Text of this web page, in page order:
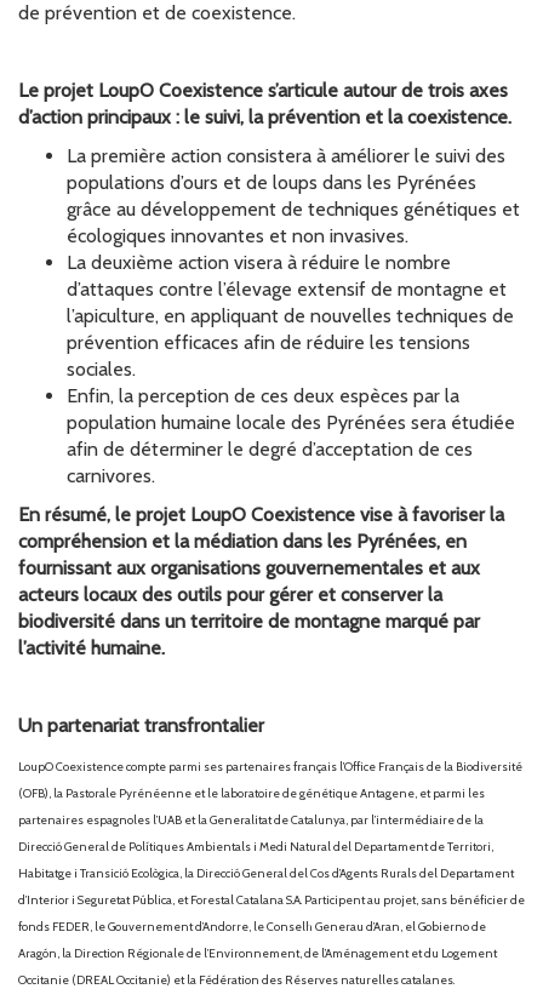
de prévention et de coexistence.
Le projet LoupO Coexistence s’articule autour de trois axes
d’action principaux : le suivi, la prévention et la coexistence.
La première action consistera à améliorer le suivi des
populations d’ours et de loups dans les Pyrénées
grâce au développement de techniques génétiques et
écologiques innovantes et non invasives.
La deuxième action visera à réduire le nombre
d’attaques contre l’élevage extensif de montagne et
l’apiculture, en appliquant de nouvelles techniques de
prévention efficaces afin de réduire les tensions
sociales.
Enfin, la perception de ces deux espèces par la
population humaine locale des Pyrénées sera étudiée
afin de déterminer le degré d’acceptation de ces
carnivores.
En résumé, le projet LoupO Coexistence vise à favoriser la
compréhension et la médiation dans les Pyrénées, en
fournissant aux organisations gouvernementales et aux
acteurs locaux des outils pour gérer et conserver la
biodiversité dans un territoire de montagne marqué par
l’activité humaine.
Un partenariat transfrontalier
LoupO Coexistence compte parmi ses partenaires français l’Office Français de la Biodiversité
(OFB), la Pastorale Pyrénéenne et le laboratoire de génétique Antagene, et parmi les
partenaires espagnoles l’UAB et la Generalitat de Catalunya, par l’intermédiaire de la
Direcció General de Polítiques Ambientals i Medi Natural del Departament de Territori,
Habitatge i Transició Ecològica, la Direcció General del Cos d’Agents Rurals del Departament
d’Interior i Seguretat Pública, et Forestal Catalana S.A. Participent au projet, sans bénéficier de
fonds FEDER, le Gouvernement d’Andorre, le Conselh Generau d’Aran, el Gobierno de
Aragón, la Direction Régionale de l’Environnement, de l’Aménagement et du Logement
Occitanie (DREAL Occitanie) et la Fédération des Réserves naturelles catalanes.